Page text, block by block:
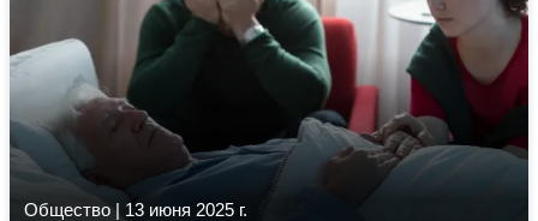
Общество | 13 июня 2025 г.